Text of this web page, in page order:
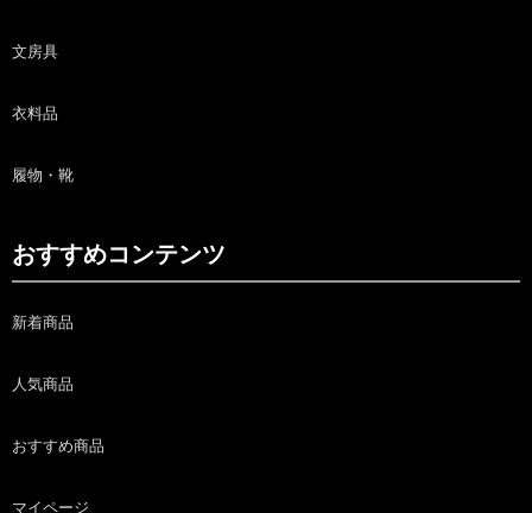
文房具
衣料品
履物・靴
おすすめコンテンツ
新着商品
人気商品
おすすめ商品
マイページ